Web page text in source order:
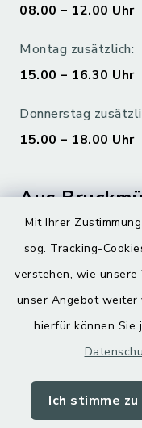
Mit Ihrer
sog. Tracking-
verstehen, wie
unser Angebot weiter
hierfür können Sie
Ich stimme zu
08.00 – 12.00 Uhr
Montag zusätzlich:
15.00 – 16.30 Uhr
Donnerstag
15.00 – 18.00 Uhr
Aus
Digitaler